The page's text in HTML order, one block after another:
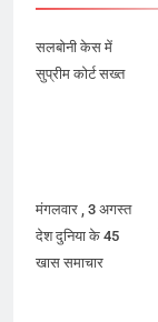
सलबोनी केस में
सुप्रीम कोर्ट सख्त
मंगलवार , 3 अगस्त
देश दुनिया के 45
खास समाचार